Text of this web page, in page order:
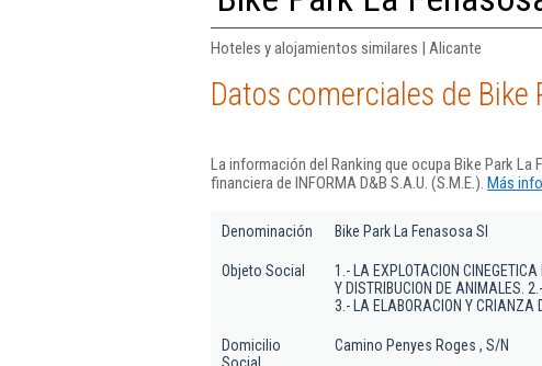
Hoteles y alojamientos similares | Alicante
Datos comerciales de Bike
La información del Ranking que ocupa Bike Park
financiera de INFORMA D&B S.A.U. (S.M.E.). Más
Denominación Bike Park La Fenasosa Sl
Objeto Social
1.- LA EXPLOTACION
Y DISTRIBUCION DE ANIMALES.
3.- LA ELABORACION Y CRIANZA
Domicilio
Camino Penyes Roges , S/N